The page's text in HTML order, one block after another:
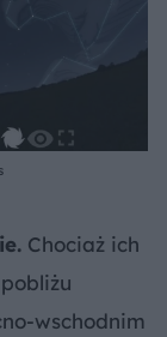
Chociaż ich
wschodnim